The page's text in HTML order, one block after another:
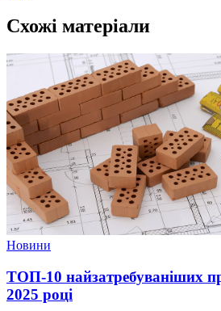
Схожі матеріали
Новини
ТОП-10 найзатребуваніших
2025 році